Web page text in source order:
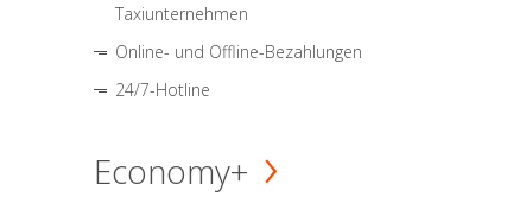
Taxiunternehmen
Online- und Offline-Bezahlungen
24/7-Hotline
Economy+